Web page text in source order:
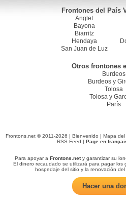
Frontones del País
Anglet
Bayona
Biarritz
Hendaya
San Juan de Luz
Otros frontones
Burdeos
Burdeos y
Tolosa
Tolosa y
París
Frontons.net © 2011-2026 | Bienvenido | Mapa del
RSS Feed | Page en
Para apoyar a Frontons.nety garantizar su
El dinero recaudado se utilizará para pagar los
hospedaje del sitio y la renovación del
Hacer una